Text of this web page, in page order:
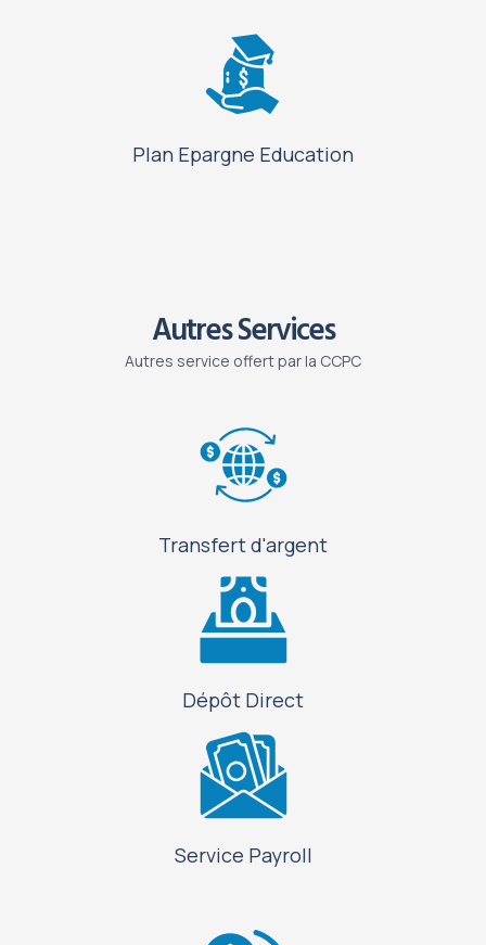
Plan Epargne Education
Autres Services
Autres service offert par la CCPC
Transfert d'argent
Dépôt Direct
Service Payroll